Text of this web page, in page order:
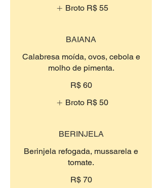
Broto R$ 55
BAIANA
Calabresa moída, ovos, cebola e
molho de pimenta.
R$ 60
Broto R$ 50
BERINJELA
Berinjela refogada, mussarela e
tomate.
R$ 70